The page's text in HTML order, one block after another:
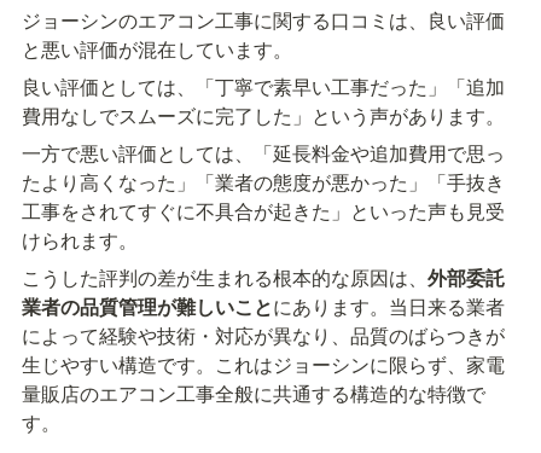
ジョーシンのエアコン工事に関する口コミは、良い評価
と悪い評価が混在しています。
良い評価としては、「丁寧で素早い工事だった」「追加
費用なしでスムーズに完了した」という声があります。
一方で悪い評価としては、「延長料金や追加費用で思っ
たより高くなった」「業者の態度が悪かった」「手抜き
工事をされてすぐに不具合が起きた」といった声も見受
けられます。
こうした評判の差が生まれる根本的な原因は、 外部委託
業者の品質管理が難しいことにあります。当日来る業者
によって経験や技術・対応が異なり、品質のばらつきが
生じやすい構造です。これはジョーシンに限らず、家電
量販店のエアコン工事全般に共通する構造的な特徴で
す。